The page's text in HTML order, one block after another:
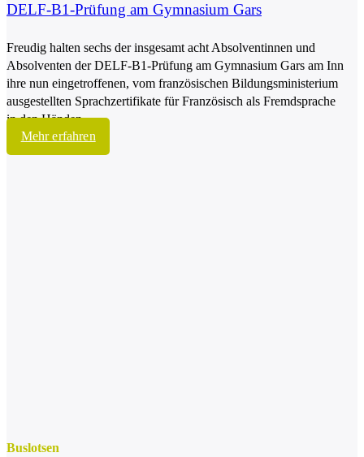
DELF-B1-Prüfung am Gymnasium Gars
Freudig halten sechs der insgesamt acht Absolventinnen und
Absolventen der DELF-B1-Prüfung am Gymnasium Gars am Inn
ihre nun eingetroffenen, vom französischen Bildungsministerium
ausgestellten Sprachzertifikate für Französisch als Fremdsprache
in den Händen.
Mehr erfahren
Buslotsen